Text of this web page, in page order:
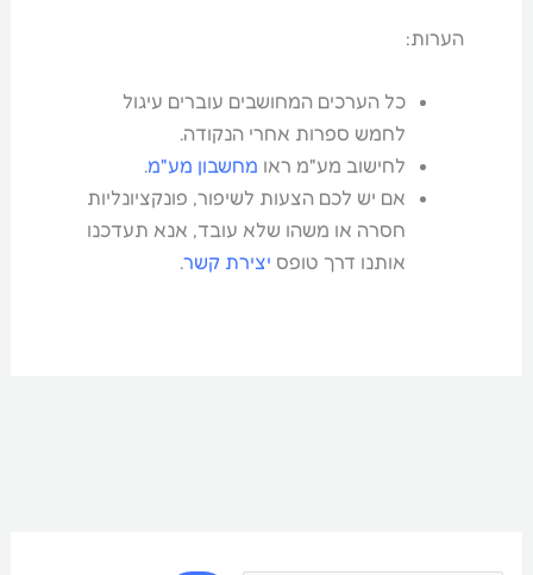
הערות:
כל הערכים המחושבים עוברים עיגול
לחמש ספרות אחרי הנקודה.
לחישוב מע"מ ראו מחשבון מע"מ.
אם יש לכם הצעות לשיפור, פונקציונליות
חסרה או משהו שלא עובד, אנא תעדכנו
אותנו דרך טופס יצירת קשר.